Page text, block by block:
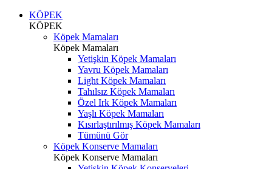
KÖPEK
KÖPEK
Köpek Mamaları
Köpek Mamaları
Yetişkin Köpek Mamaları
Yavru Köpek Mamaları
Light Köpek Mamaları
Tahılsız Köpek Mamaları
Özel Irk Köpek Mamaları
Yaşlı Köpek Mamaları
Kısırlaştırılmış Köpek Mamaları
Tümünü Gör
Köpek Konserve Mamaları
Köpek Konserve Mamaları